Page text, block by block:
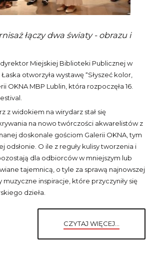
łączy dwa światy - obrazu i
Miejskiej Biblioteki Publicznej w
otworzyła wystawę “Słyszeć kolor,
OKNA MBP Lublin, która rozpoczęła 16.
z widokiem na wirydarz stał się
na nowo twórczości akwarelistów z
doskonale gościom Galerii OKNA, tym
odsłonie. O ile z reguły kulisy tworzenia i
dla odbiorców w mniejszym lub
tajemnicą, o tyle za sprawą najnowszej
muzyczne inspiracje, które przyczyniły się
dzieła.
CZYTAJ WIĘCEJ...